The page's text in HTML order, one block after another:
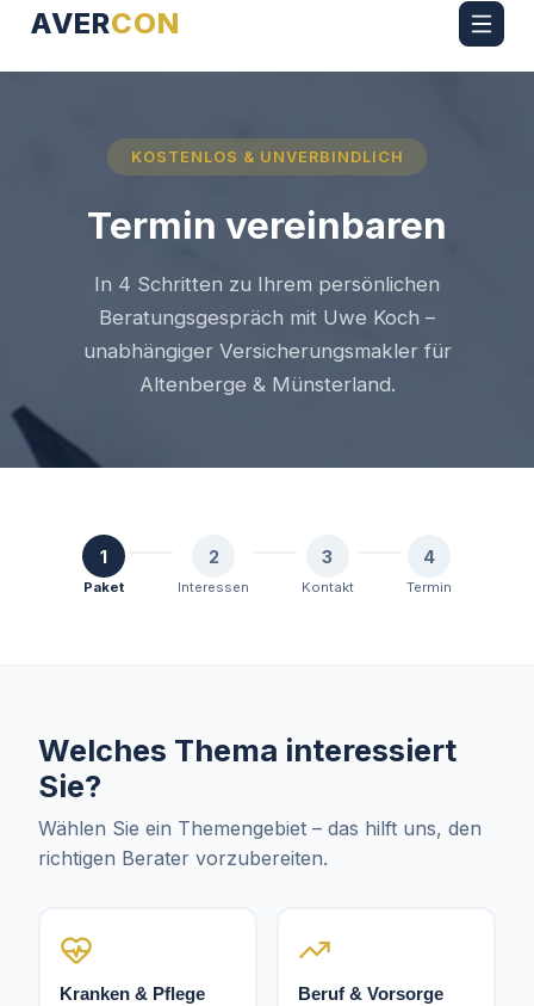
AVERCON
KOSTENLOS & UNVERBINDLICH
Termin vereinbaren
In 4 Schritten zu Ihrem persönlichen
Beratungsgespräch mit Uwe Koch –
unabhängiger Versicherungsmakler für
Altenberge & Münsterland.
1
Paket
2
Interessen
3
Kontakt
4
Termin
Welches Thema interessiert
Sie?
Wählen Sie ein Themengebiet – das hilft uns, den
richtigen Berater vorzubereiten.
Kranken & Pflege Beruf & Vorsorge